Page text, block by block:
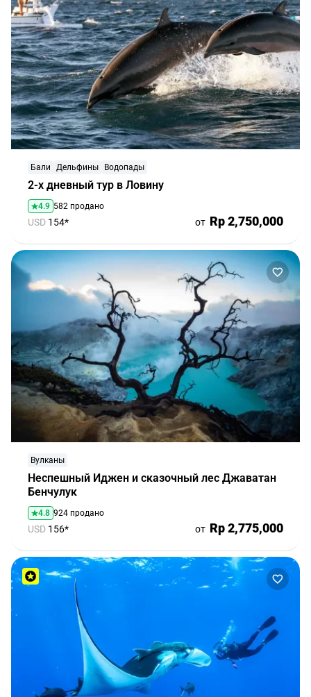
2-х дневный тур в Ловину
Бали Дельфины Водопады
4.9 582 продано
USD 154* от Rp 2,750,000
Неспешный Иджен и сказочный лес Джаватан
Бенчулук
Вулканы
4.8 924 продано
USD 156* от Rp 2,775,000